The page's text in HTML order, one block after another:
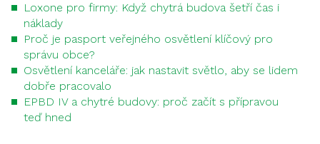
Loxone pro firmy: Když chytrá budova šetří čas i
náklady
Proč je pasport veřejného osvětlení klíčový pro
správu obce?
Osvětlení kanceláře: jak nastavit světlo, aby se lidem
dobře pracovalo
EPBD IV a chytré budovy: proč začít s přípravou
teď hned